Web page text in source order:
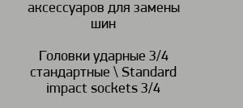
аксессуаров для замены
шин
Головки ударные 3/4
стандартные \ Standard
impact sockets 3/4